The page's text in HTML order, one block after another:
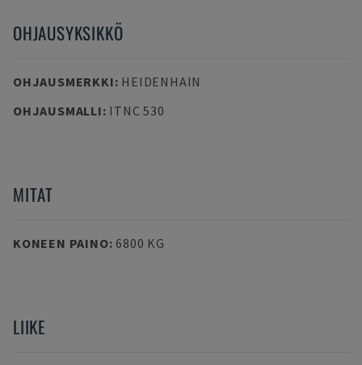
OHJAUSYKSIKKÖ
OHJAUSMERKKI: HEIDENHAIN
OHJAUSMALLI: ITNC 530
MITAT
KONEEN PAINO: 6800 KG
LIIKE